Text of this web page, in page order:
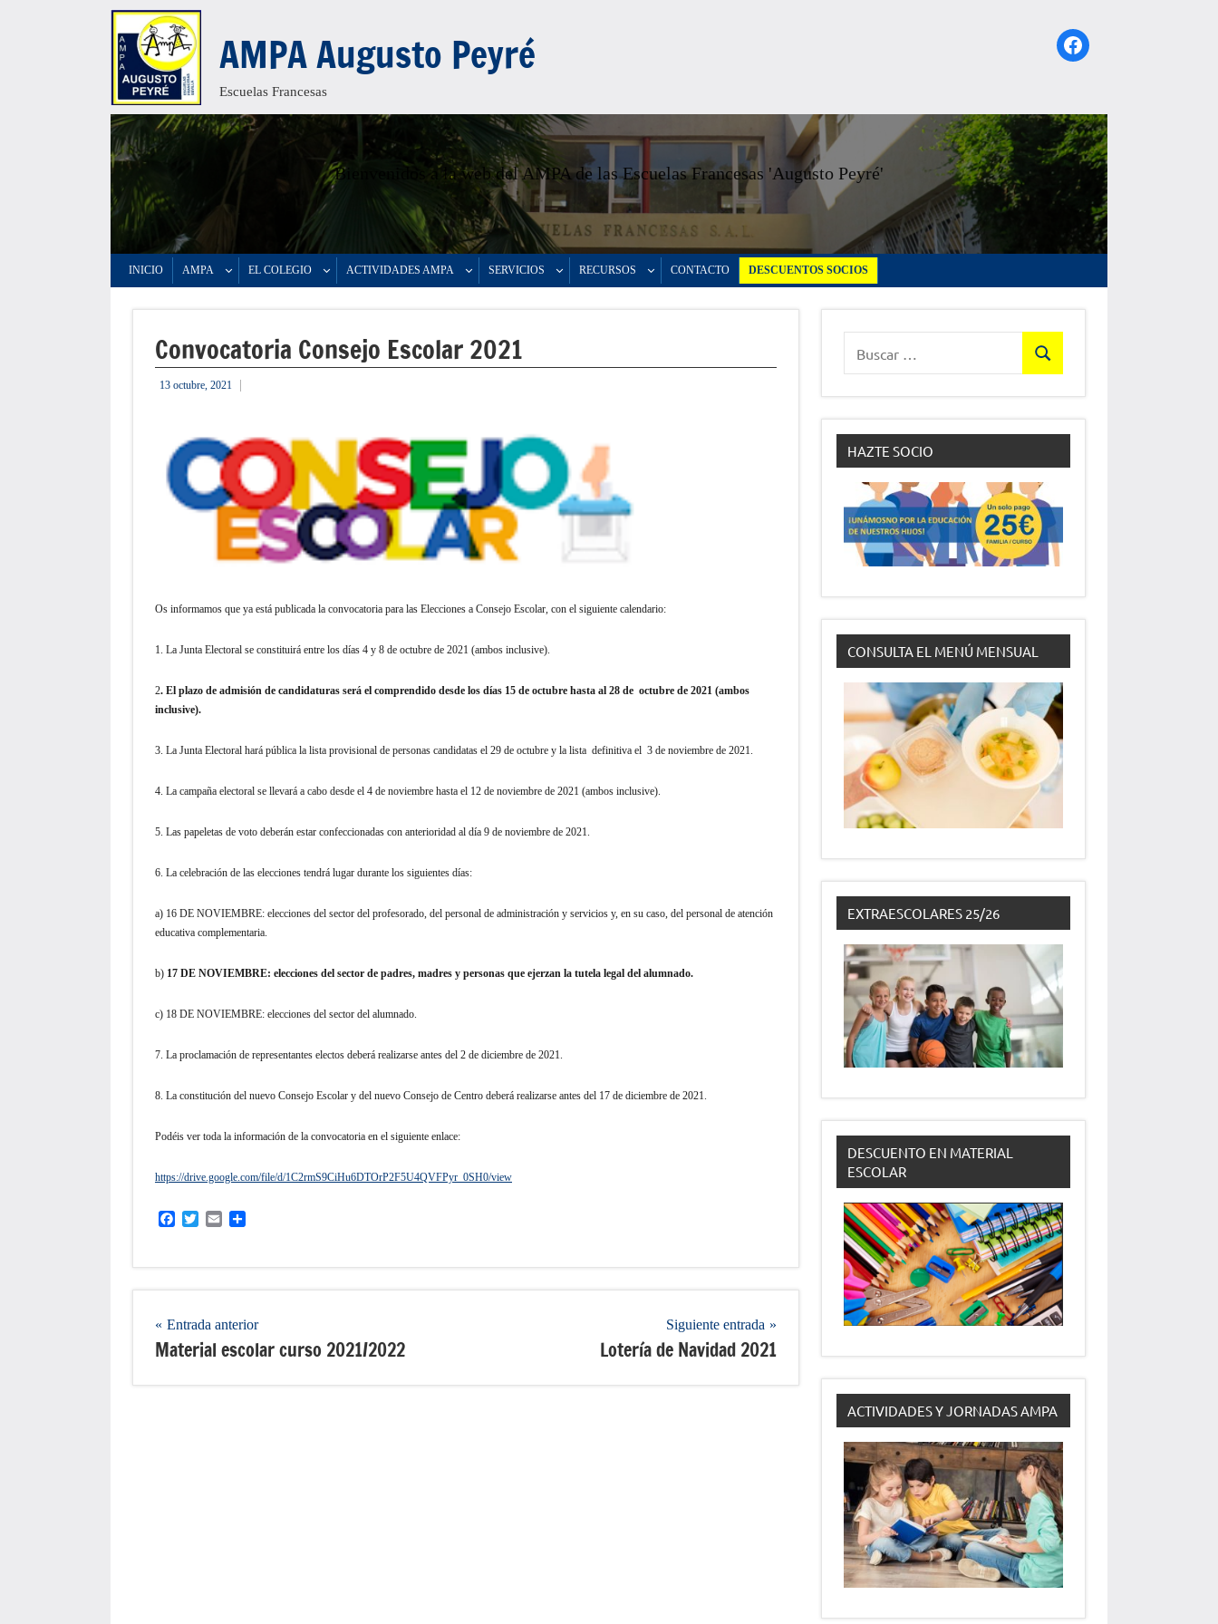
Saltar
al
contenido
AMPA Augusto Peyré
Escuelas Francesas
Facebook
Bienvenidos a la web del AMPA de las Escuelas Francesas 'Augusto Peyré'
INICIO AMPA EL COLEGIO ACTIVIDADES AMPA SERVICIOS RECURSOS CONTACTO DESCUENTOS SOCIOS
Convocatoria Consejo Escolar 2021
13 octubre, 2021
Os informamos que ya está publicada la convocatoria para las Elecciones a Consejo Escolar, con el siguiente calendario:
1. La Junta Electoral se constituirá entre los días 4 y 8 de octubre de 2021 (ambos inclusive).
2. El plazo de admisión de candidaturas será el comprendido desde los días 15 de octubre hasta al 28 de octubre de 2021 (ambos
inclusive).
3. La Junta Electoral hará pública la lista provisional de personas candidatas el 29 de octubre y la lista definitiva el 3 de noviembre de 2021.
4. La campaña electoral se llevará a cabo desde el 4 de noviembre hasta el 12 de noviembre de 2021 (ambos inclusive).
5. Las papeletas de voto deberán estar confeccionadas con anterioridad al día 9 de noviembre de 2021.
6. La celebración de las elecciones tendrá lugar durante los siguientes días:
a) 16 DE NOVIEMBRE: elecciones del sector del profesorado, del personal de administración y servicios y, en su caso, del personal de atención
educativa complementaria.
b) 17 DE NOVIEMBRE: elecciones del sector de padres, madres y personas que ejerzan la tutela legal del alumnado.
c) 18 DE NOVIEMBRE: elecciones del sector del alumnado.
7. La proclamación de representantes electos deberá realizarse antes del 2 de diciembre de 2021.
8. La constitución del nuevo Consejo Escolar y del nuevo Consejo de Centro deberá realizarse antes del 17 de diciembre de 2021.
Podéis ver toda la información de la convocatoria en el siguiente enlace:
https://drive.google.com/file/d/1C2rmS9CiHu6DTOrP2F5U4QVFPyr_0SH0/view
FacebookTwitterEmail
Navegación
de
entradas
Entrada anterior
Material escolar curso 2021/2022
Siguiente entrada
Lotería de Navidad 2021
Buscar
HAZTE SOCIO
CONSULTA EL MENÚ MENSUAL
EXTRAESCOLARES 25/26
DESCUENTO EN MATERIAL
ESCOLAR
ACTIVIDADES Y JORNADAS AMPA